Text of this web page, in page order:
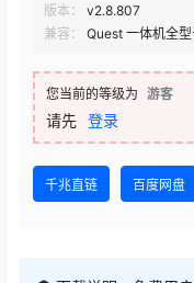
版本：
v2.8.807
兼容：
Quest 一体机全
您当前的等级为 游客
请先 登录
千兆直链 百度网盘